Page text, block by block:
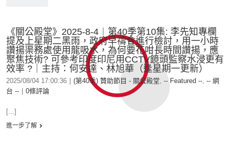
《關公殿堂》2025-8-4︱第40季第10集: 李先知專欄
提及上星期二黑雨，政府早禱會進行檢討，用一小時
讚揚渠務處使用龍吸水，為何要花咁長時間讚揚，應
聚焦技術? 可參考印度印尼用CCTV鏡頭監察水浸更有
效率 ?｜主持：何安達、林旭華（逢星期一更新）
2025/08/04 17:00:36 (第40季) 贊助節目 - 關公殿堂, -- Featured --, -- 網
台 --
0條評論
[...]
進一步了解